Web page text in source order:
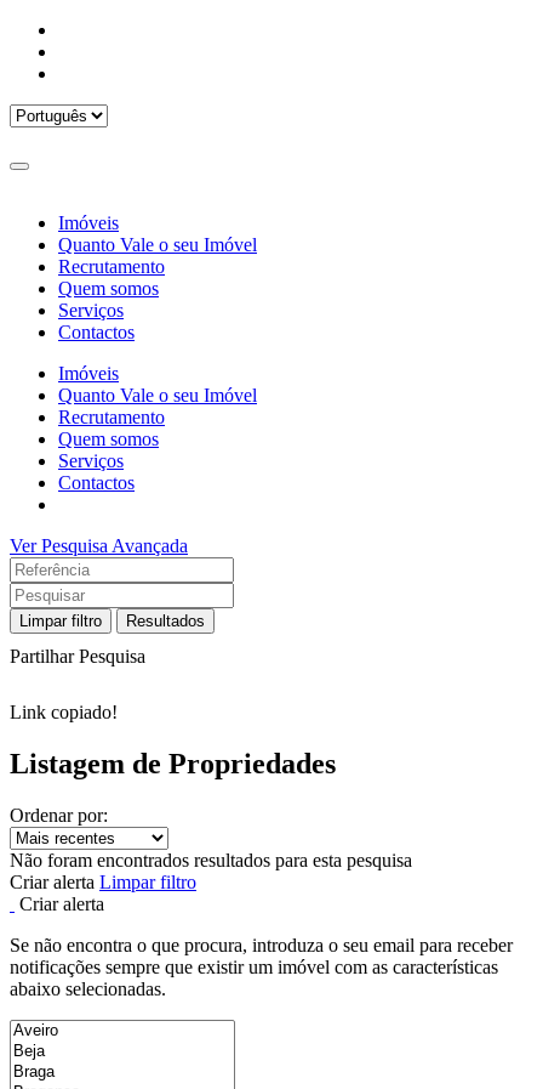
Imóveis
Quanto Vale o seu Imóvel
Recrutamento
Quem somos
Serviços
Contactos
Imóveis
Quanto Vale o seu Imóvel
Recrutamento
Quem somos
Serviços
Contactos
Ver Pesquisa Avançada
Limpar filtro Resultados
Partilhar Pesquisa
Link copiado!
Listagem de Propriedades
Ordenar por:
Não foram encontrados resultados para esta pesquisa
Criar alerta Limpar filtro
Criar alerta
Se não encontra o que procura, introduza o seu email para receber
notificações sempre que existir um imóvel com as características
abaixo selecionadas.